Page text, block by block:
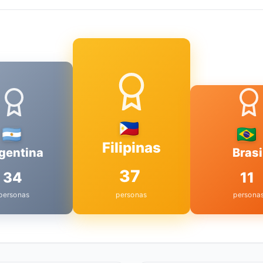
34
Filipinas
37
personas
11